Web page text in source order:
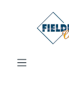
Zum Hauptinhalt